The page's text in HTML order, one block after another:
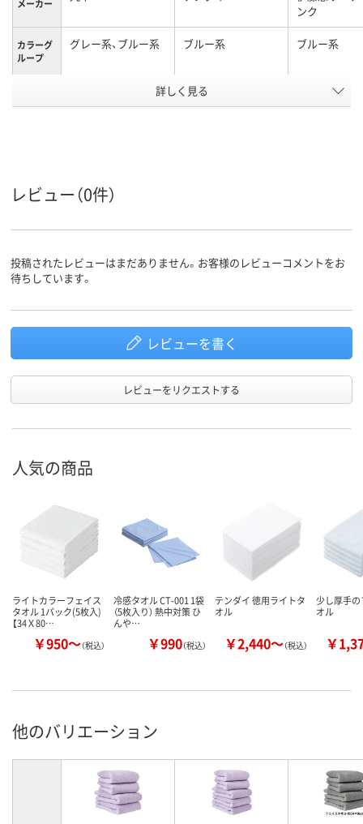
メーカー
ンク
カラーグ
ループ
グレー系、ブルー系 ブルー系 ブルー系
15
詳しく見る
レビュー（0件）
投稿されたレビューはまだありません。お客様のレビューコメントをお
待ちしています。
レビューを書く
レビューをリクエストする
人気の商品
ライトカラーフェイス
タオル 1パック(5枚入)
【34Ｘ80…
￥950～（税込）
冷感タオル CT-001 1袋
（5枚入り） 熱中対策 ひ
んや…
￥990（税込）
テンダイ 徳用ライトタ
オル
￥2,440～（税込）
少し厚手
オル
￥
他のバリエーション